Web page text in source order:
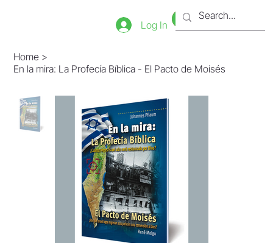
Bookstore
Tienda
Log In
Home >
En la mira: La Profecía Bíblica - El Pacto de Moisés